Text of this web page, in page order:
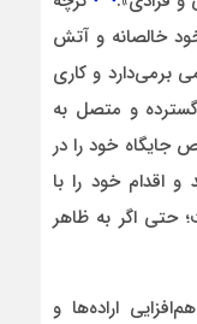
خالصانه و آتش
برمی‌دارد و کاری
و متصل به
جایگاه خود را در
اقدام خود را با
حتی اگر به ظاهر
اراده‌ها و